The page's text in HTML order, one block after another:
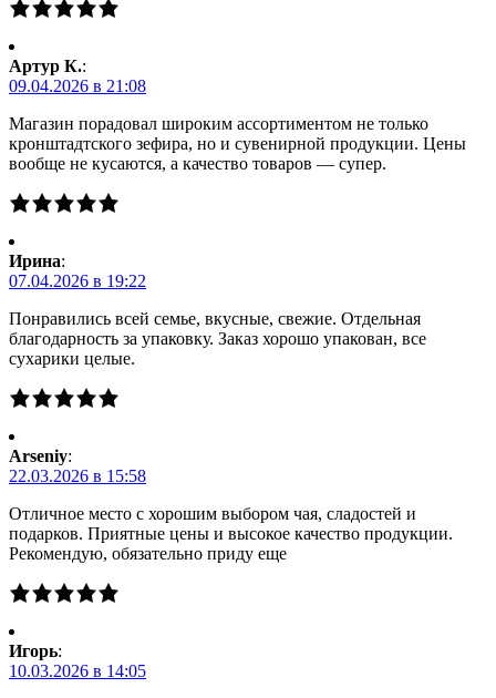
Артур К.:
09.04.2026 в 21:08
Магазин порадовал широким ассортиментом не только
кронштадтского зефира, но и сувенирной продукции. Цены
вообще не кусаются, а качество товаров — супер.
Ирина:
07.04.2026 в 19:22
Понравились всей семье, вкусные, свежие. Отдельная
благодарность за упаковку. Заказ хорошо упакован, все
сухарики целые.
Arseniy:
22.03.2026 в 15:58
Отличное место с хорошим выбором чая, сладостей и
подарков. Приятные цены и высокое качество продукции.
Рекомендую, обязательно приду еще
Игорь:
10.03.2026 в 14:05